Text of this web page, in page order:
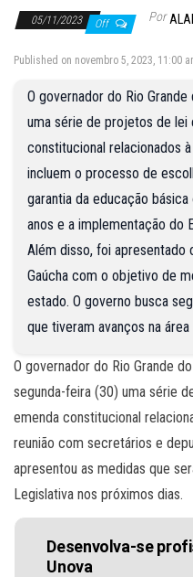
05/11/2023 Off Por
Published on novembro 5, 2023, 11:00
O governador do Rio
uma série de projetos de lei
constitucional relacionados
incluem o processo de
garantia da educação
anos e a implementação do
Além disso, foi apresentado
Gaúcha com o objetivo de
estado. O governo busca
que tiveram avanços na área
O governador do Rio Grande
segunda-feira (30) uma série
emenda constitucional
reunião com secretários e
apresentou as medidas que
Legislativa nos próximos dias.
Desenvolva-se
Unova